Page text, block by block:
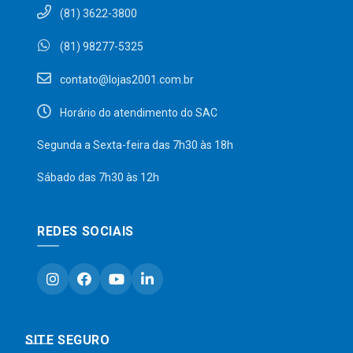
(81) 3622-3800
(81) 98277-5325
contato@lojas2001.com.br
Horário do atendimento do SAC
Segunda a Sexta-feira das 7h30 às 18h
Sábado das 7h30 às 12h
REDES SOCIAIS
SITE SEGURO